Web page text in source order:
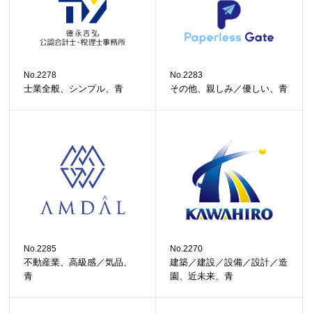
No.2278
士業全般、シンプル、青
No.2283
その他、親しみ／優しい、青
No.2285
不動産業、高級感／気品、
青
No.2270
建築／建設／設備／設計／造
園、近未来、青